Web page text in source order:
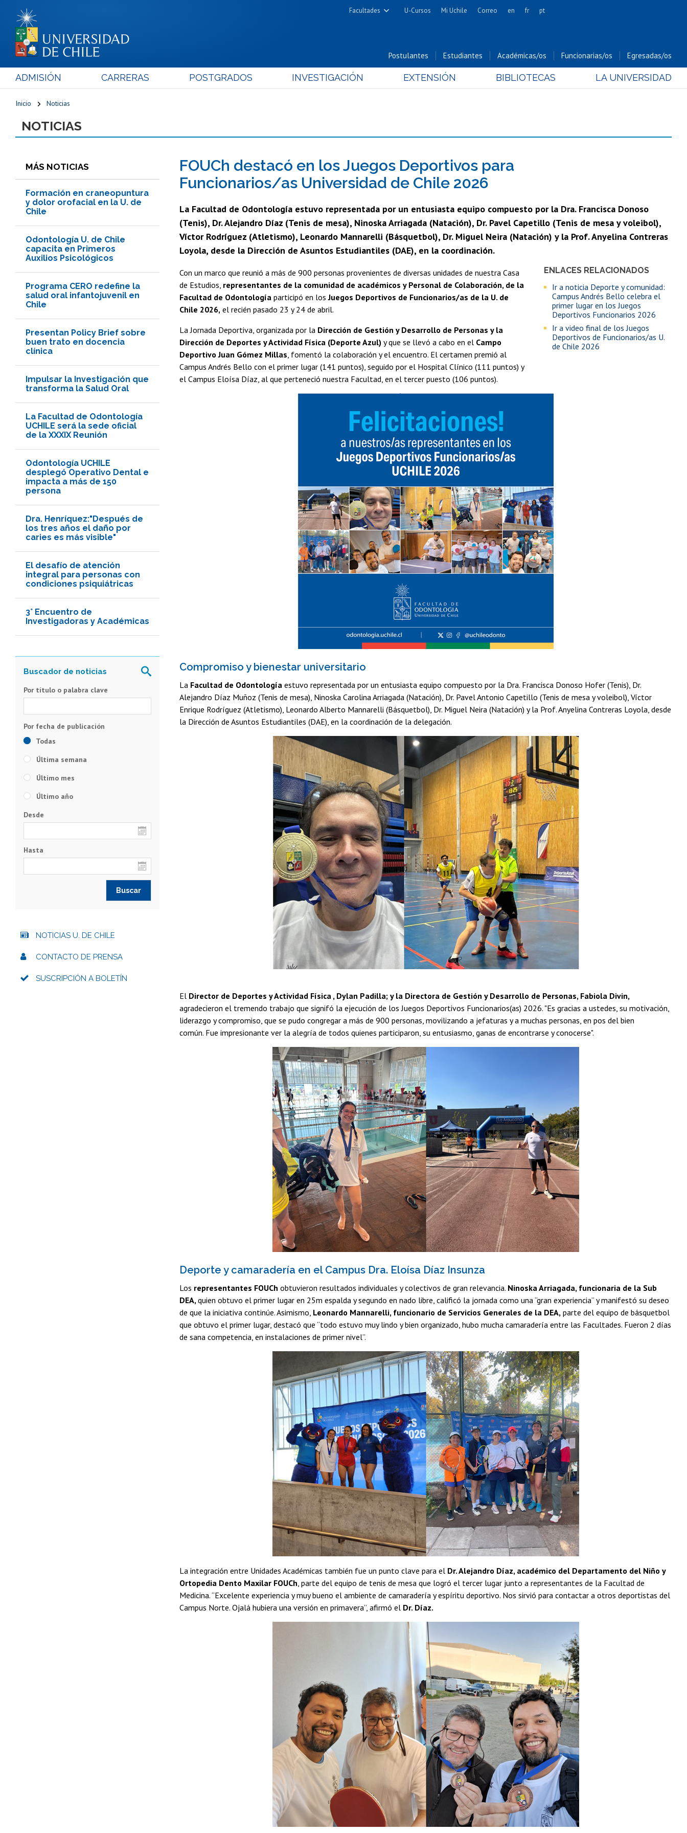
Facultades
Cs. Físicas y Matemáticas
Cs. Forestales y Conservación
Cs. Químicas y Farmacéuticas
Cs. Sociales
Estudios Avanzados en Educación
Nutrición y Tecnología de
U-Cursos Mi Uchile Correo en fr pt
Postulantes Estudiantes Académicas/os Funcionarias/os Egresadas/os
ADMISIÓN CARRERAS POSTGRADOS INVESTIGACIÓN EXTENSIÓN BIBLIOTECAS LA UNIVERSIDAD
Inicio Noticias
NOTICIAS
MÁS NOTICIAS
Formación en craneopuntura
y dolor orofacial en la U. de
Chile
Odontología U. de Chile
capacita en Primeros
Auxilios Psicológicos
Programa CERO redefine la
salud oral infantojuvenil en
Chile
Presentan Policy Brief sobre
buen trato en docencia
clínica
Impulsar la Investigación que
transforma la Salud Oral
La Facultad de Odontología
UCHILE será la sede oficial
de la XXXIX Reunión
Odontología UCHILE
desplegó Operativo Dental e
impacta a más de 150
persona
Dra. Henríquez:"Después de
los tres años el daño por
caries es más visible"
El desafío de atención
integral para personas con
condiciones psiquiátricas
3° Encuentro de
Investigadoras y Académicas
FOUCh destacó en los Juegos Deportivos para
Funcionarios/as Universidad de Chile 2026
La Facultad de Odontología estuvo representada por un entusiasta equipo compuesto por la Dra. Francisca Donoso
(Tenis), Dr. Alejandro Díaz (Tenis de mesa), Ninoska Arriagada (Natación), Dr. Pavel Capetillo (Tenis de mesa y voleibol),
Víctor Rodríguez (Atletismo), Leonardo Mannarelli (Básquetbol), Dr. Miguel Neira (Natación) y la Prof. Anyelina Contreras
Loyola, desde la Dirección de Asuntos Estudiantiles (DAE), en la coordinación.
ENLACES RELACIONADOS
Ir a noticia Deporte y comunidad:
Campus Andrés Bello celebra el
primer lugar en los Juegos
Deportivos Funcionarios 2026
Ir a video final de los Juegos
Deportivos de Funcionarios/as U.
de Chile 2026
Con un marco que reunió a más de 900 personas provenientes de diversas unidades de nuestra Casa
de Estudios, representantes de la comunidad de académicos y Personal de Colaboración, de la
Facultad de Odontología participó en losJuegos Deportivos de Funcionarios/as de la U. de
Chile 2026, el recién pasado 23 y 24 de abril.
La Jornada Deportiva, organizada por la Dirección de Gestión y Desarrollo de Personas y la
Dirección de Deportes y Actividad Física (Deporte Azul) y que se llevó a cabo en el Campo
Deportivo Juan Gómez Millas , fomentó la colaboración y el encuentro. El certamen premió al
Campus Andrés Bello con el primer lugar (141 puntos), seguido por el Hospital Clínico (111 puntos) y
el Campus Eloísa Díaz, al que perteneció nuestra Facultad, en el tercer puesto (106 puntos).
Compromiso y bienestar universitario
La Facultad de Odontología estuvo representada por un entusiasta equipo compuesto por la Dra. Francisca Donoso Hofer (Tenis), Dr.
Alejandro Díaz Muñoz (Tenis de mesa), Ninoska Carolina Arriagada (Natación), Dr. Pavel Antonio Capetillo (Tenis de mesa y voleibol), Víctor
Enrique Rodríguez (Atletismo), Leonardo Alberto Mannarelli (Básquetbol), Dr. Miguel Neira (Natación) y la Prof. Anyelina Contreras Loyola, desde
la Dirección de Asuntos Estudiantiles (DAE), en la coordinación de la delegación.
El Director de Deportes y Actividad Física , Dylan Padilla; y la Directora de Gestión y Desarrollo de Personas, Fabiola Divin,
agradecieron el tremendo trabajo que signifó la ejecución de los Juegos Deportivos Funcionarios(as) 2026. "Es gracias a ustedes, su motivación,
liderazgo y compromiso, que se pudo congregar a más de 900 personas, movilizando a jefaturas y a muchas personas, en pos del bien
común. Fue impresionante ver la alegría de todos quienes participaron, su entusiasmo, ganas de encontrarse y conocerse".
Deporte y camaradería en el Campus Dra. Eloísa Díaz Insunza
Los representantes FOUCh obtuvieron resultados individuales y colectivos de gran relevancia. Ninoska Arriagada, funcionaria de la Sub
DEA,quien obtuvo el primer lugar en 25m espalda y segundo en nado libre, calificó la jornada como una “gran experiencia” y manifestó su deseo
de que la iniciativa continúe. Asimismo, Leonardo Mannarelli, funcionario de Servicios Generales de la DEA, parte del equipo de básquetbol
que obtuvo el primer lugar, destacó que “todo estuvo muy lindo y bien organizado, hubo mucha camaradería entre las Facultades. Fueron 2 días
de sana competencia, en instalaciones de primer nivel”.
La integración entre Unidades Académicas también fue un punto clave para el Dr. Alejandro Díaz, académico del Departamento del Niño y
Ortopedia Dento Maxilar FOUCh, parte del equipo de tenis de mesa que logró el tercer lugar junto a representantes de la Facultad de
Medicina. “Excelente experiencia y muy bueno el ambiente de camaradería y espíritu deportivo. Nos sirvió para contactar a otros deportistas del
Campus Norte. Ojalá hubiera una versión en primavera”, afirmó el Dr. Díaz.
Por título o palabra clave
Todas
Última semana
Último mes
Último año
Desde
Hasta
NOTICIAS U. DE CHILE
CONTACTO DE PRENSA
SUSCRIPCIÓN A BOLETÍN